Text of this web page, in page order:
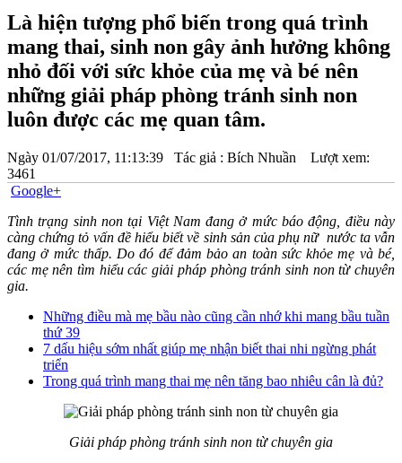
Là hiện tượng phổ biến trong quá trình
mang thai, sinh non gây ảnh hưởng không
nhỏ đối với sức khỏe của mẹ và bé nên
những giải pháp phòng tránh sinh non
luôn được các mẹ quan tâm.
Ngày 01/07/2017, 11:13:39 Tác giả : Bích Nhuần Lượt xem:
3461
Google+
Tình trạng sinh non tại Việt Nam đang ở mức báo động, điều này
càng chứng tỏ vấn đề hiểu biết về sinh sản của phụ nữ nước ta vẫn
đang ở mức thấp. Do đó để đảm bảo an toàn sức khỏe mẹ và bé,
các mẹ nên tìm hiểu các giải pháp phòng tránh sinh non từ chuyên
gia.
Những điều mà mẹ bầu nào cũng cần nhớ khi mang bầu tuần
thứ 39
7 dấu hiệu sớm nhất giúp mẹ nhận biết thai nhi ngừng phát
triển
Trong quá trình mang thai mẹ nên tăng bao nhiêu cân là đủ?
Giải pháp phòng tránh sinh non từ chuyên gia